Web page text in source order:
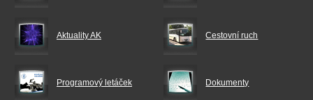
Aktuality AK Cestovní ruch
Programový letáček Dokumenty